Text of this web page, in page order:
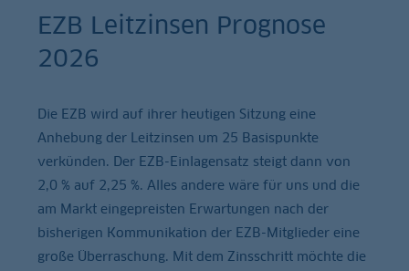
EZB Leitzinsen Prognose
2026
Die EZB wird auf ihrer heutigen Sitzung eine
Anhebung der Leitzinsen um 25 Basispunkte
verkünden. Der EZB-Einlagensatz steigt dann von
2,0 % auf 2,25 %. Alles andere wäre für uns und die
am Markt eingepreisten Erwartungen nach der
bisherigen Kommunikation der EZB-Mitglieder eine
große Überraschung. Mit dem Zinsschritt möchte die